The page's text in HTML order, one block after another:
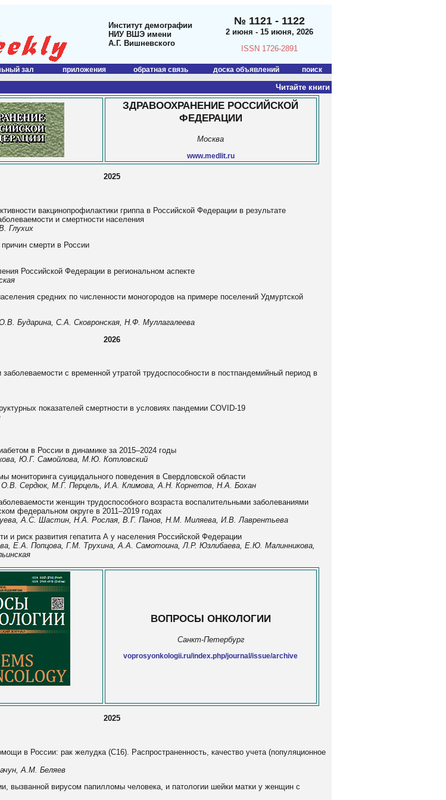
Институт демографии
НИУ ВШЭ имени
А.Г. Вишневского
№ 1121 - 1122
2 июня - 15 июня, 2026
ISSN 1726-2891
зал приложения обратная связь доска объявлений поиск
Читайте книги
ЗДРАВООХРАНЕНИЕ РОССИЙСКОЙ
ФЕДЕРАЦИИ
Москва
www.medlit.ru
2025
вакцинопрофилактики гриппа в Российской Федерации в результате
и смертности населения
Глухих
смерти в России
Российской Федерации в региональном аспекте
средних по численности моногородов на примере поселений Удмуртской
Бударина, С.А. Сковронская, Н.Ф. Муллагалеева
2026
заболеваемости с временной утратой трудоспособности в постпандемийный период в
показателей смертности в условиях пандемии COVID-19
в России в динамике за 2015–2024 годы
Ю.Г. Самойлова, М.Ю. Котловский
мониторинга суицидального поведения в Свердловской области
О.В. Сердюк, М.Г. Перцель, И.А. Климова, А.Н. Корнетов, Н.А. Бохан
женщин трудоспособного возраста воспалительными заболеваниями
федеральном округе в 2011–2019 годах
А.С. Шастин, Н.А. Рослая, В.Г. Панов, Н.М. Миляева, И.В. Лаврентьева
и риск развития гепатита А у населения Российской Федерации
Е.А. Попцова, Г.М. Трухина, А.А. Самотоина, Л.Р. Юзлибаева, Е.Ю. Малинникова,
ВОПРОСЫ ОНКОЛОГИИ
Санкт-Петербург
voprosyonkologii.ru/index.php/journal/issue/archive
2025
в России: рак желудка (С16). Распространенность, качество учета (популяционное
А.М. Беляев
вызванной вирусом папилломы человека, и патологии шейки матки у женщин с